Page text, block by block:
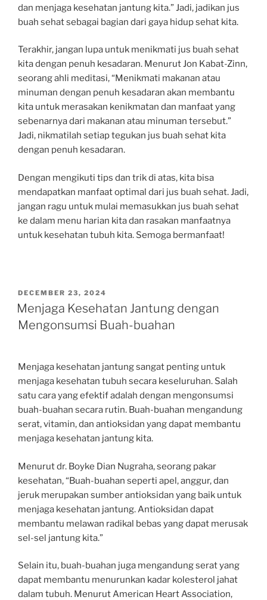
dan menjaga kesehatan jantung kita.” Jadi, jadikan jus
buah sehat sebagai bagian dari gaya hidup sehat kita.
Terakhir, jangan lupa untuk menikmati jus buah sehat
kita dengan penuh kesadaran. Menurut Jon Kabat-Zinn,
seorang ahli meditasi, “Menikmati makanan atau
minuman dengan penuh kesadaran akan membantu
kita untuk merasakan kenikmatan dan manfaat yang
sebenarnya dari makanan atau minuman tersebut.”
Jadi, nikmatilah setiap tegukan jus buah sehat kita
dengan penuh kesadaran.
Dengan mengikuti tips dan trik di atas, kita bisa
mendapatkan manfaat optimal dari jus buah sehat. Jadi,
jangan ragu untuk mulai memasukkan jus buah sehat
ke dalam menu harian kita dan rasakan manfaatnya
untuk kesehatan tubuh kita. Semoga bermanfaat!
POSTED
ON
DECEMBER 23, 2024
Menjaga Kesehatan Jantung dengan
Mengonsumsi Buah-buahan
Menjaga kesehatan jantung sangat penting untuk
menjaga kesehatan tubuh secara keseluruhan. Salah
satu cara yang efektif adalah dengan mengonsumsi
buah-buahan secara rutin. Buah-buahan mengandung
serat, vitamin, dan antioksidan yang dapat membantu
menjaga kesehatan jantung kita.
Menurut dr. Boyke Dian Nugraha, seorang pakar
kesehatan, “Buah-buahan seperti apel, anggur, dan
jeruk merupakan sumber antioksidan yang baik untuk
menjaga kesehatan jantung. Antioksidan dapat
membantu melawan radikal bebas yang dapat merusak
sel-sel jantung kita.”
Selain itu, buah-buahan juga mengandung serat yang
dapat membantu menurunkan kadar kolesterol jahat
dalam tubuh. Menurut American Heart Association,